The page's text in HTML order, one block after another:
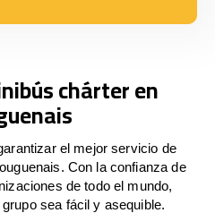
chárter en
el mejor servicio de
Con la confianza de
de todo el mundo,
sea fácil y asequible.